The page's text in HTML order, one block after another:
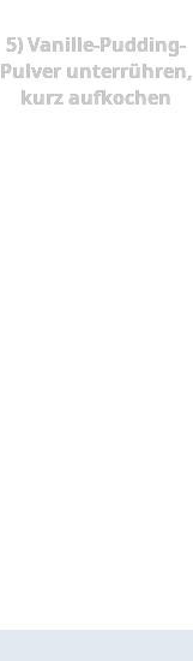
5) Vanille-Pudding-
Pulver unterrühren,
kurz aufkochen